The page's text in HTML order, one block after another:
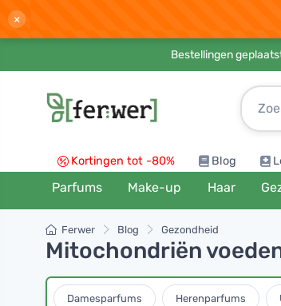
×
Bestellingen
Kortingen tot -80% Blog
Parfums Make-up Haar
Ferwer Blog Gezondheid
Mitochondriën
Damesparfums Herenparfums